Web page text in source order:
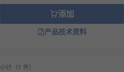
添加
产品技术资料
小计（1 件）